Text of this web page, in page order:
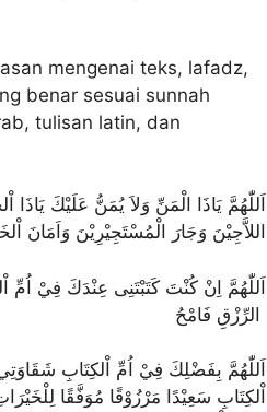
mengenai teks, lafadz,
benar sesuai sunnah
tulisan latin, dan
اَللّٰهُمَّ يَاذَا الْمَنِّ وَلاَ يُمَنُّ عَلَيْكَ يَاذَا
اللاَّجِيْنَ وَجَارَ الْمُسْتَجِيْرِيْنَ وَاَمَانَ
اَللّٰهُمَّ بِفَضْلِكَ فِيْ اُمِّ اْلكِتَابِ
اْلكِتَابِ سَعِيْدًا مَرْزُوْقًا مُوَفَّقًا